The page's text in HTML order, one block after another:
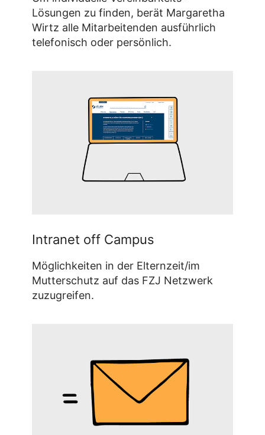
Lösungen zu finden, berät Margaretha
Wirtz alle Mitarbeitenden ausführlich
telefonisch oder persönlich.
Intranet off Campus
Möglichkeiten in der Elternzeit/im
Mutterschutz auf das FZJ Netzwerk
zuzugreifen.